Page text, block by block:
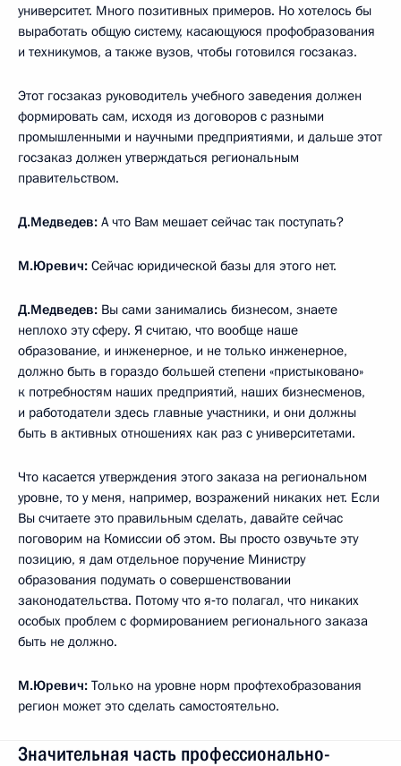
университет. Много позитивных примеров. Но хотелось бы
выработать общую систему, касающуюся профобразования
и техникумов, а также вузов, чтобы готовился госзаказ.
Этот госзаказ руководитель учебного заведения должен
формировать сам, исходя из договоров с разными
промышленными и научными предприятиями, и дальше этот
госзаказ должен утверждаться региональным
правительством.
Д.Медведев: А что Вам мешает сейчас так поступать?
М.Юревич: Сейчас юридической базы для этого нет.
Д.Медведев: Вы сами занимались бизнесом, знаете
неплохо эту сферу. Я считаю, что вообще наше
образование, и инженерное, и не только инженерное,
должно быть в гораздо большей степени «пристыковано»
к потребностям наших предприятий, наших бизнесменов,
и работодатели здесь главные участники, и они должны
быть в активных отношениях как раз с университетами.
Что касается утверждения этого заказа на региональном
уровне, то у меня, например, возражений никаких нет. Если
Вы считаете это правильным сделать, давайте сейчас
поговорим на Комиссии об этом. Вы просто озвучьте эту
позицию, я дам отдельное поручение Министру
образования подумать о совершенствовании
законодательства. Потому что я‑то полагал, что никаких
особых проблем с формированием регионального заказа
быть не должно.
М.Юревич: Только на уровне норм профтехобразования
регион может это сделать самостоятельно.
Значительная часть профессионально-